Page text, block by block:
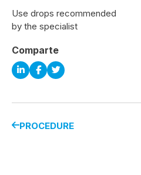
Use drops recommended
by the specialist
Comparte
PROCEDURE